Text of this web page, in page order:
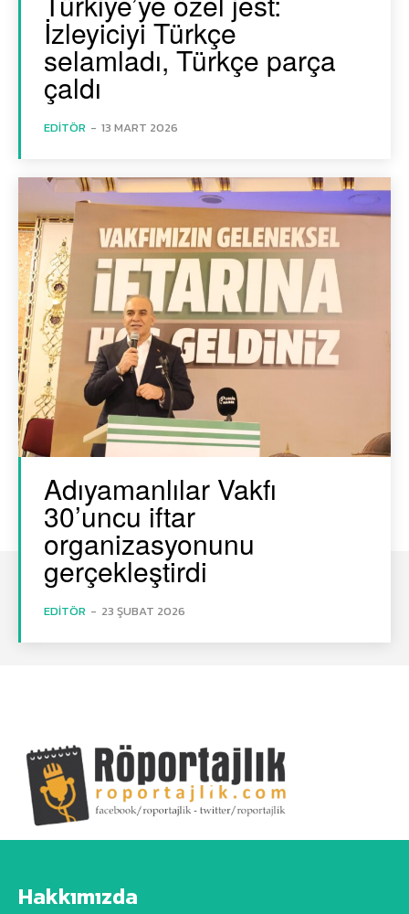
İzleyiciyi Türkçe
selamladı, Türkçe parça
çaldı
EDITÖR - 13 MART 2026
Adıyamanlılar Vakfı
30’uncu iftar
organizasyonunu
gerçekleştirdi
EDITÖR - 23 ŞUBAT 2026
Hakkımızda